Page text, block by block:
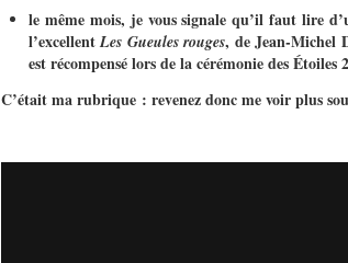
le même mois, je vous signale qu’il faut lire
l’excellentLes Gueules rouges, de Jean-Michel
est récompensé lors de la cérémonie des Étoiles
C’était ma rubrique : revenez donc me voir plus